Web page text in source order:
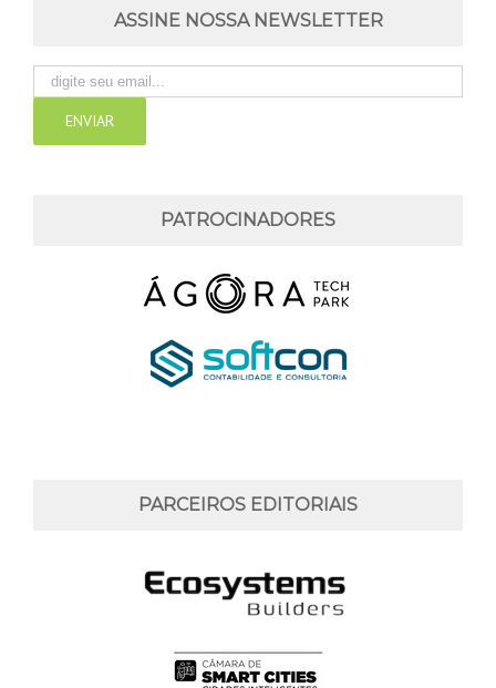
ASSINE NOSSA NEWSLETTER
PATROCINADORES
PARCEIROS EDITORIAIS